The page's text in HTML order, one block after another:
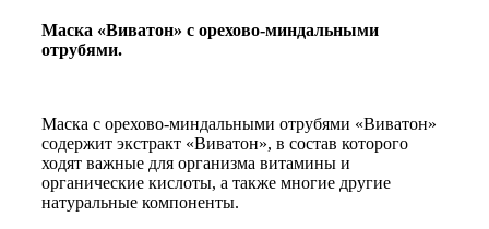
Маска «Виватон» с орехово-миндальными
отрубями.
Маска с орехово-миндальными отрубями «Виватон»
содержит экстракт «Виватон», в состав которого
ходят важные для организма витамины и
органические кислоты, а также многие другие
натуральные компоненты.